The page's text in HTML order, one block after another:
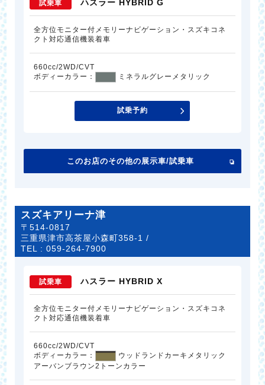
試乗車 ハスラー HYBRID G
全方位モニター付メモリーナビゲーション・スズキコネ
クト対応通信機装着車
660cc/2WD/CVT
ボディーカラー：
ミネラルグレーメタリック
試乗予約
このお店のその他の展示車/試乗車
スズキアリーナ津
〒514-0817
三重県津市高茶屋小森町358-1 /
TEL :059-264-7900
試乗車 ハスラー HYBRID X
全方位モニター付メモリーナビゲーション・スズキコネ
クト対応通信機装着車
660cc/2WD/CVT
ボディーカラー：
ウッドランドカーキメタリック
アーバンブラウン2トーンカラー